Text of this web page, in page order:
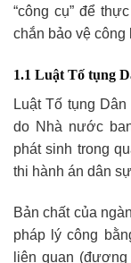
“công cụ” để
chắn bảo vệ
1.1 Luật Tố tụng
Luật Tố tụng
do Nhà nước
phát sinh trong
thi hành án dân
Bản chất của
pháp lý công
liên quan